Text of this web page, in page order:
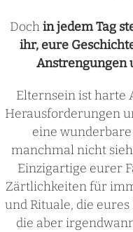
Dochin jedem Tag
ihr, eure
Anstrengungen
Elternsein ist harte
Herausforderungen
eine
manchmal nicht
Einzigartige eurer
Zärtlichkeiten für
und Rituale, die
die aber